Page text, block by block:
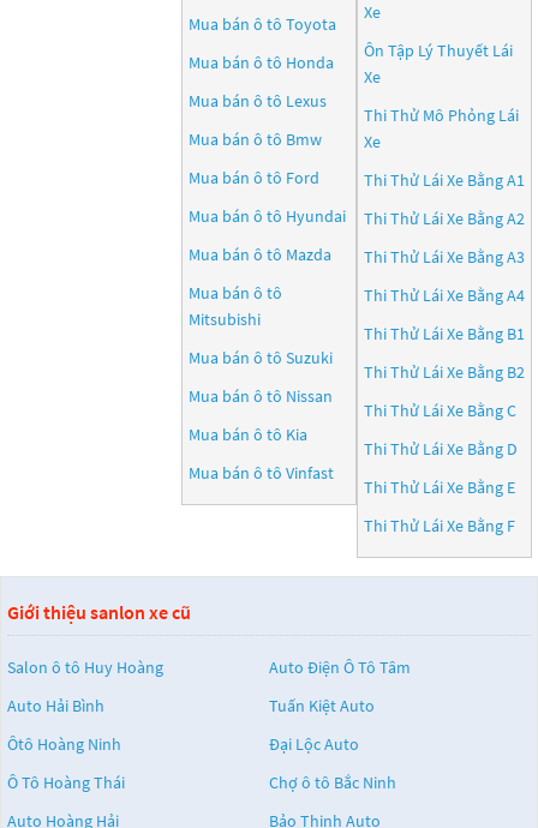
Mua bán ô tô Toyota
Mua bán ô tô Honda
Mua bán ô tô Lexus
Mua bán ô tô Bmw
Mua bán ô tô Ford
Mua bán ô tô Hyundai
Mua bán ô tô Mazda
Mua bán ô tô
Mitsubishi
Mua bán ô tô Suzuki
Mua bán ô tô Nissan
Mua bán ô tô Kia
Mua bán ô tô Vinfast
Xe
Ôn Tập Lý Thuyết Lái
Xe
Thi Thử Mô Phỏng Lái
Xe
Thi Thử Lái Xe Bằng A1
Thi Thử Lái Xe Bằng A2
Thi Thử Lái Xe Bằng A3
Thi Thử Lái Xe Bằng A4
Thi Thử Lái Xe Bằng B1
Thi Thử Lái Xe Bằng B2
Thi Thử Lái Xe Bằng C
Thi Thử Lái Xe Bằng D
Thi Thử Lái Xe Bằng E
Thi Thử Lái Xe Bằng F
Giới thiệu sanlon xe cũ
Salon ô tô Huy Hoàng
Auto Điện Ô Tô Tâm
Auto Hải Bình
Tuấn Kiệt Auto
Ôtô Hoàng Ninh
Đại Lộc Auto
Ô Tô Hoàng Thái
Chợ ô tô Bắc Ninh
Auto Hoàng Hải
Bảo Thịnh Auto